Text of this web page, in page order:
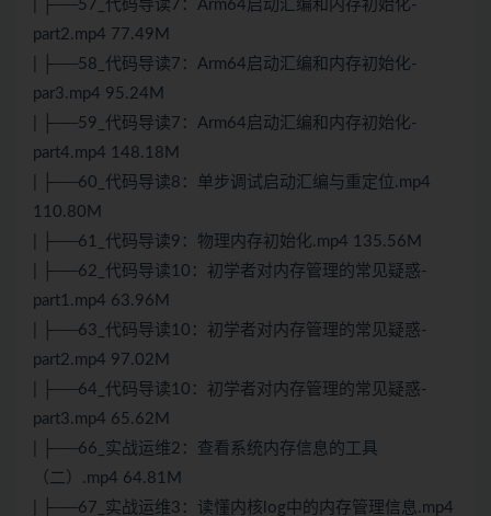
| ├──57_代码导读7：Arm64启动汇编和内存初始化-
part2.mp4 77.49M
| ├──58_代码导读7：Arm64启动汇编和内存初始化-
par3.mp4 95.24M
| ├──59_代码导读7：Arm64启动汇编和内存初始化-
part4.mp4 148.18M
| ├──60_代码导读8：单步调试启动汇编与重定位.mp4
110.80M
| ├──61_代码导读9：物理内存初始化.mp4 135.56M
| ├──62_代码导读10：初学者对内存管理的常见疑惑-
part1.mp4 63.96M
| ├──63_代码导读10：初学者对内存管理的常见疑惑-
part2.mp4 97.02M
| ├──64_代码导读10：初学者对内存管理的常见疑惑-
part3.mp4 65.62M
| ├──66_实战运维2：查看系统内存信息的工具
（二）.mp4 64.81M
| ├──67_实战运维3：读懂内核log中的内存管理信息.mp4